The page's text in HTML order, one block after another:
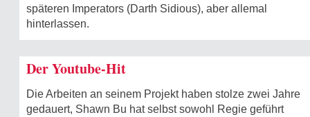
späteren Imperators (Darth Sidious), aber allemal
hinterlassen.
Der Youtube-Hit
Die Arbeiten an seinem Projekt haben stolze zwei Jahre
gedauert, Shawn Bu hat selbst sowohl Regie geführt